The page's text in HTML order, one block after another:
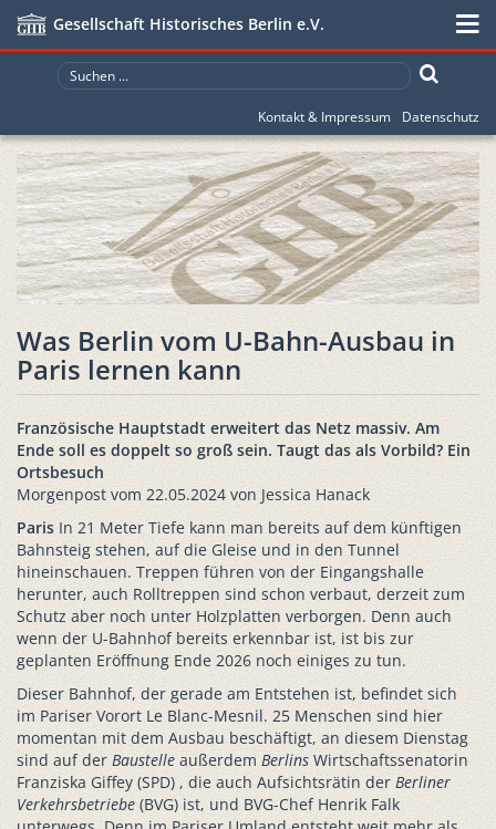
Gesellschaft Historisches Berlin e.V.
Kontakt & Impressum Datenschutz
Was Berlin vom U-Bahn-Ausbau in
Paris lernen kann
Französische Hauptstadt erweitert das Netz massiv. Am
Ende soll es doppelt so groß sein. Taugt das als Vorbild? Ein
Ortsbesuch
Morgenpost vom 22.05.2024 von Jessica Hanack
Paris In 21 Meter Tiefe kann man bereits auf dem künftigen
Bahnsteig stehen, auf die Gleise und in den Tunnel
hineinschauen. Treppen führen von der Eingangshalle
herunter, auch Rolltreppen sind schon verbaut, derzeit zum
Schutz aber noch unter Holzplatten verborgen. Denn auch
wenn der U-Bahnhof bereits erkennbar ist, ist bis zur
geplanten Eröffnung Ende 2026 noch einiges zu tun.
Dieser Bahnhof, der gerade am Entstehen ist, befindet sich
im Pariser Vorort Le Blanc-Mesnil. 25 Menschen sind hier
momentan mit dem Ausbau beschäftigt, an diesem Dienstag
sind auf der Baustelle außerdem Berlins Wirtschaftssenatorin
Franziska Giffey (SPD) , die auch Aufsichtsrätin der Berliner
Verkehrsbetriebe (BVG) ist, und BVG-Chef Henrik Falk